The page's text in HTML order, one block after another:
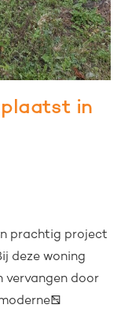
in
prachtig project
deze woning
vervangen door